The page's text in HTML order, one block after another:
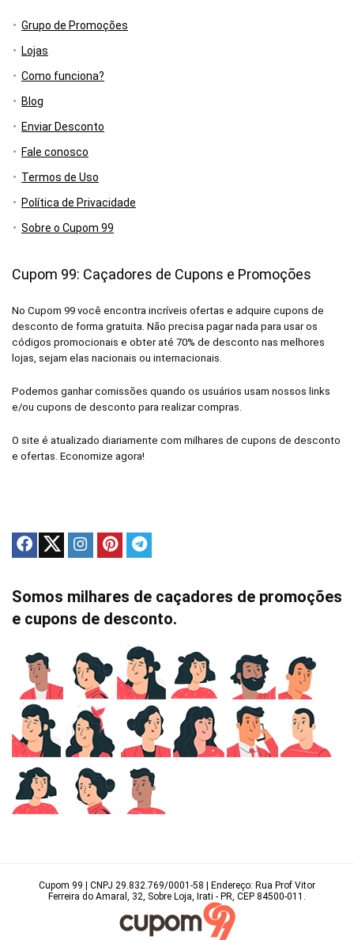
Grupo de Promoções
Lojas
Como funciona?
Blog
Enviar Desconto
Fale conosco
Termos de Uso
Política de Privacidade
Sobre o Cupom 99
Cupom 99: Caçadores de Cupons e Promoções
No Cupom 99 você encontra incríveis ofertas e adquire cupons de
desconto de forma gratuita. Não precisa pagar nada para usar os
códigos promocionais e obter até 70% de desconto nas melhores
lojas, sejam elas nacionais ou internacionais.
Podemos ganhar comissões quando os usuários usam nossos links
e/ou cupons de desconto para realizar compras.
O site é atualizado diariamente com milhares de cupons de desconto
e ofertas. Economize agora!
Somos milhares de caçadores de promoções
e cupons de desconto.
Cupom 99 | CNPJ 29.832.769/0001-58 | Endereço: Rua Prof Vitor
Ferreira do Amaral, 32, Sobre Loja, Irati - PR, CEP 84500-011.